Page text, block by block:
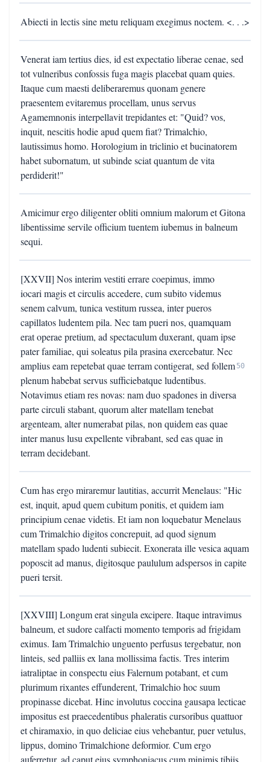
Abiecti in lectis sine metu reliquam exegimus noctem. <. . .>
Venerat iam tertius dies, id est expectatio liberae cenae, sed
tot vulneribus confossis fuga magis placebat quam quies.
Itaque cum maesti deliberaremus quonam genere
praesentem evitaremus procellam, unus servus
Agamemnonis interpellavit trepidantes et: "Quid? vos,
inquit, nescitis hodie apud quem fiat? Trimalchio,
lautissimus homo. Horologium in triclinio et bucinatorem
habet subornatum, ut subinde sciat quantum de vita
perdiderit!"
Amicimur ergo diligenter obliti omnium malorum et Gitona
libentissime servile officium tuentem iubemus in balneum
sequi.
[XXVII] Nos interim vestiti errare coepimus, immo
iocari magis et circulis accedere, cum subito videmus
senem calvum, tunica vestitum russea, inter pueros
capillatos ludentem pila. Nec tam pueri nos, quamquam
erat operae pretium, ad spectaculum duxerant, quam ipse
pater familiae, qui soleatus pila prasina exercebatur. Nec
amplius eam repetebat quae terram contigerat, sed follem
plenum habebat servus sufficiebatque ludentibus.
Notavimus etiam res novas: nam duo spadones in diversa
parte circuli stabant, quorum alter matellam tenebat
argenteam, alter numerabat pilas, non quidem eas quae
inter manus lusu expellente vibrabant, sed eas quae in
terram decidebant.
50
Cum has ergo miraremur lautitias, accurrit Menelaus: "Hic
est, inquit, apud quem cubitum ponitis, et quidem iam
principium cenae videtis. Et iam non loquebatur Menelaus
cum Trimalchio digitos concrepuit, ad quod signum
matellam spado ludenti subiecit. Exonerata ille vesica aquam
poposcit ad manus, digitosque paululum adspersos in capite
pueri tersit.
[XXVIII] Longum erat singula excipere. Itaque intravimus
balneum, et sudore calfacti momento temporis ad frigidam
eximus. Iam Trimalchio unguento perfusus tergebatur, non
linteis, sed palliis ex lana mollissima factis. Tres interim
iatraliptae in conspectu eius Falernum potabant, et cum
plurimum rixantes effunderent, Trimalchio hoc suum
propinasse dicebat. Hinc involutus coccina gausapa lecticae
impositus est praecedentibus phaleratis cursoribus quattuor
et chiramaxio, in quo deliciae eius vehebantur, puer vetulus,
lippus, domino Trimalchione deformior. Cum ergo
auferretur, ad caput eius symphoniacus cum minimis tibiis